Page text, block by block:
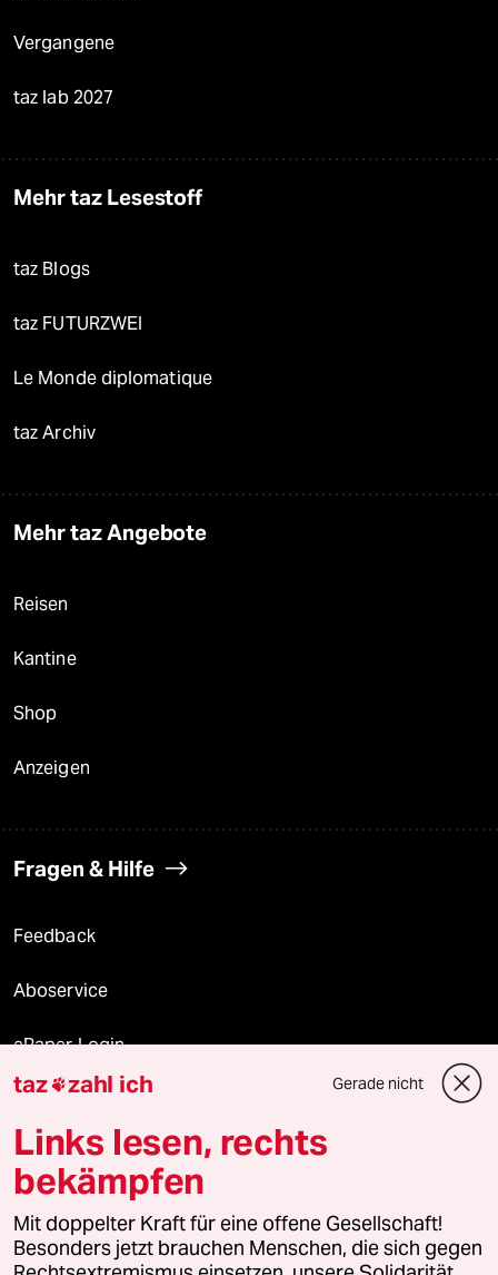
Vergangene
taz lab 2027
Mehr taz Lesestoff
taz Blogs
taz FUTURZWEI
Le Monde diplomatique
taz Archiv
Mehr taz Angebote
Reisen
Kantine
Shop
Anzeigen
Fragen & Hilfe
Feedback
Aboservice
ePaper Login
Downloads für Abonnierende
© 2026 taz Verlags und Vertriebs GmbH
Alle Rechte vorbehalten. Bei rechtlichen Fragen oder für Genehmigungen
wenden Sie sich bitte an
lizenzen@taz.de
taz zahl ich Gerade nicht
Links lesen, rechts
bekämpfen
Mit doppelter Kraft für eine offene Gesellschaft!
Besonders jetzt brauchen Menschen, die sich gegen